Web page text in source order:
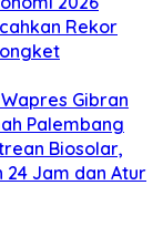
Rekor
Gibran
Palembang
Biosolar,
24 Jam dan Atur